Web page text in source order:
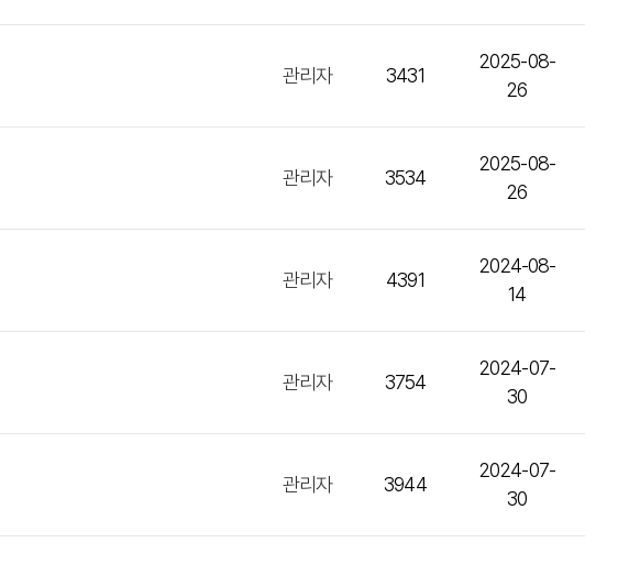
관리자 3431
2025-08-
26
관리자 3534
2025-08-
26
관리자 4391
2024-08-
14
관리자 3754
2024-07-
30
관리자 3944
2024-07-
30